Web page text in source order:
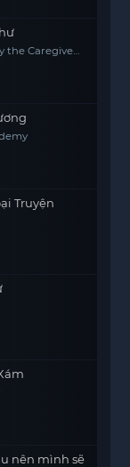
the Caregiver
Truyện
nên mình sẽ